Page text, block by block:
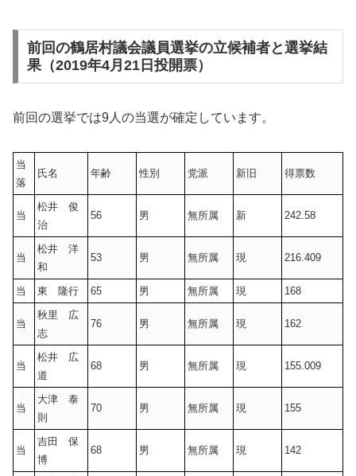
前回の鶴居村議会議員選挙の立候補者と選挙結
果（2019年4月21日投開票）
前回の選挙では9人の当選が確定しています。
当
落
氏名 年齢 性別 党派 新旧 得票数
当
松井 俊
治
56 男 無所属 新 242.58
当
松井 洋
和
53 男 無所属 現 216.409
当 東 隆行 65 男 無所属 現 168
当
秋里 広
志
76 男 無所属 現 162
当
松井 広
道
68 男 無所属 現 155.009
当
大津 泰
則
70 男 無所属 現 155
当
吉田 保
博
68 男 無所属 現 142